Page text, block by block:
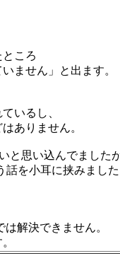
ころ
ません」と出ます。
いるし、
ありません。
と思い込んでましたが
を小耳に挟みました
解決できません。